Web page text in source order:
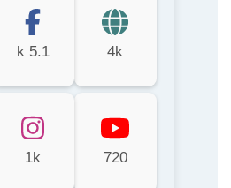
4k
5.1 k
720
1k